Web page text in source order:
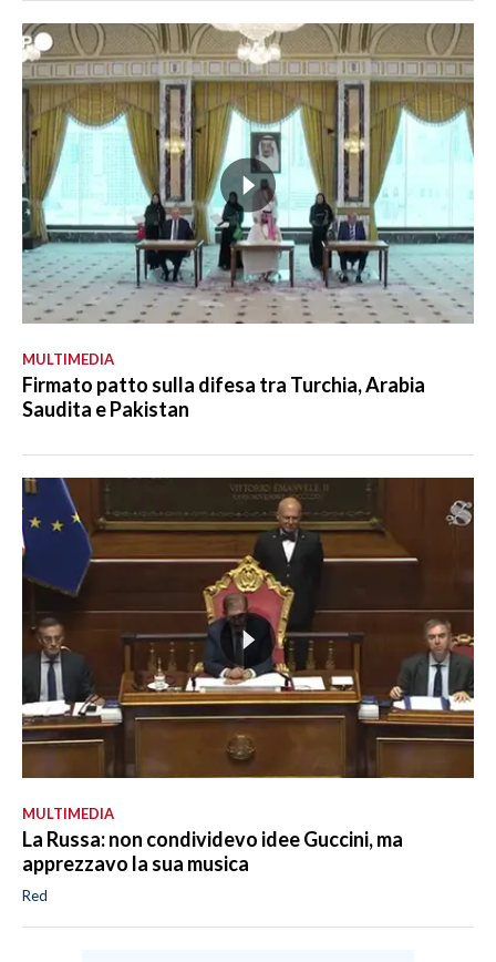
MULTIMEDIA
Firmato patto sulla difesa tra Turchia, Arabia
Saudita e Pakistan
MULTIMEDIA
La Russa: non condividevo idee Guccini, ma
apprezzavo la sua musica
Red